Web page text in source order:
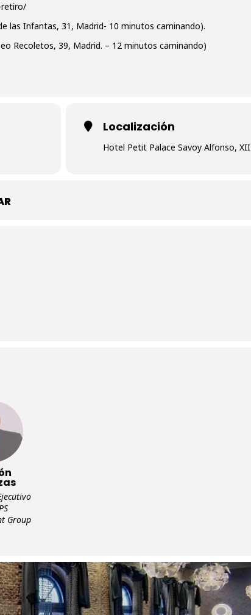
retiro/
las Infantas, 31, Madrid- 10 minutos caminando).
Recoletos, 39, Madrid. – 12 minutos caminando)
Localización
Hotel Petit Palace Savoy Alfonso, XII
Group